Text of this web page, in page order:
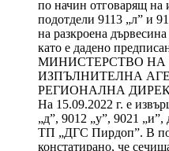
по начин отговарящ на
подотдели 9113 „л” и
на разкроена
като е дадено
МИНИСТЕРСТВО НА
ИЗПЪЛНИТЕЛНА
РЕГИОНАЛНА
На 15.09.2022 г. е
„д”, 9012 „у”, 9021
ТП „ДГС Пирдоп”. В
констатирано, че